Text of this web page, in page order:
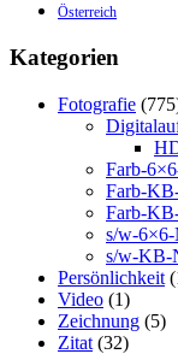
Österreich
Kategorien
Fotografie
Farb-
Farb-
Farb-
s/w-
s/w-KB-
Persönlichkeit
Video (1)
Zeichnung (5)
Zitat (32)